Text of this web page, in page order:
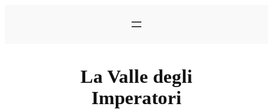
La Valle degli
Imperatori